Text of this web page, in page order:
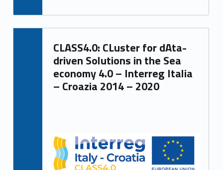
CLASS4.0: CLuster for dAta-
driven Solutions in the Sea
economy 4.0 – Interreg Italia
– Croazia 2014 – 2020